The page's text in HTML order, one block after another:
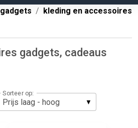
kleding en accessoires
gadgets, cadeaus
Sorteer op: